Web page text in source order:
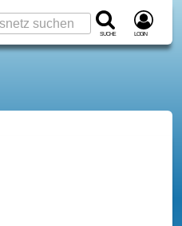
Suche Login